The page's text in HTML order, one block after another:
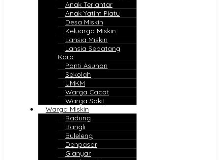
Anak Terlantar
Anak Yatim Piatu
Desa Miskin
Keluarga Miskin
Lansia Miskin
Lansia Sebatang
Kara
Panti Asuhan
Sekolah
UMKM
Warga Cacat
Warga Sakit
Warga Miskin
Badung
Bangli
Buleleng
Denpasar
Gianyar